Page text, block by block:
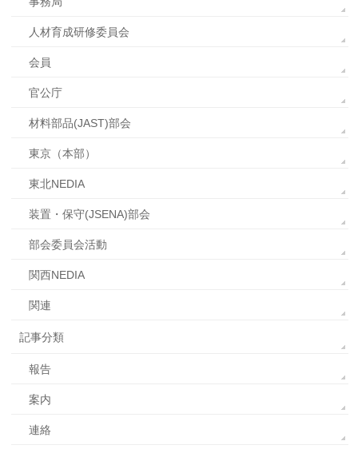
人材育成研修委員会
会員
官公庁
材料部品(JAST)部会
東京（本部）
東北NEDIA
装置・保守(JSENA)部会
部会委員会活動
関西NEDIA
関連
記事分類
報告
案内
連絡